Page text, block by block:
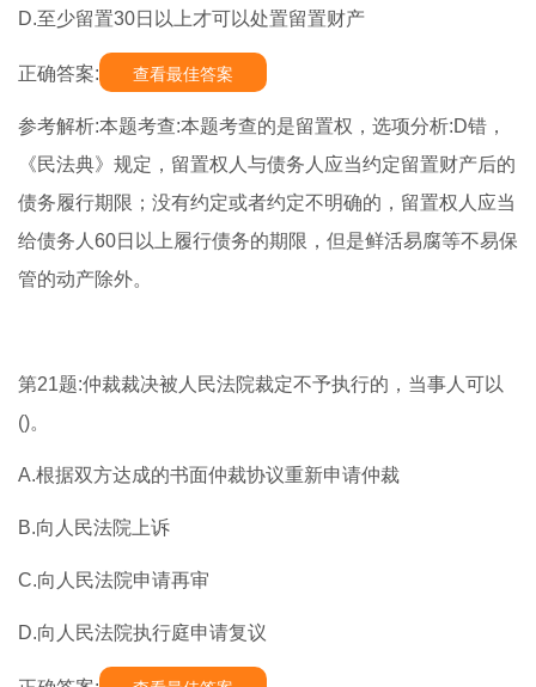
D.至少留置30日以上才可以处置留置财产
正确答案: 查看最佳答案
参考解析:本题考查:本题考查的是留置权，选项分析:D错，
《民法典》规定，留置权人与债务人应当约定留置财产后的
债务履行期限；没有约定或者约定不明确的，留置权人应当
给债务人60日以上履行债务的期限，但是鲜活易腐等不易保
管的动产除外。
第21题:仲裁裁决被人民法院裁定不予执行的，当事人可以
()。
A.根据双方达成的书面仲裁协议重新申请仲裁
B.向人民法院上诉
C.向人民法院申请再审
D.向人民法院执行庭申请复议